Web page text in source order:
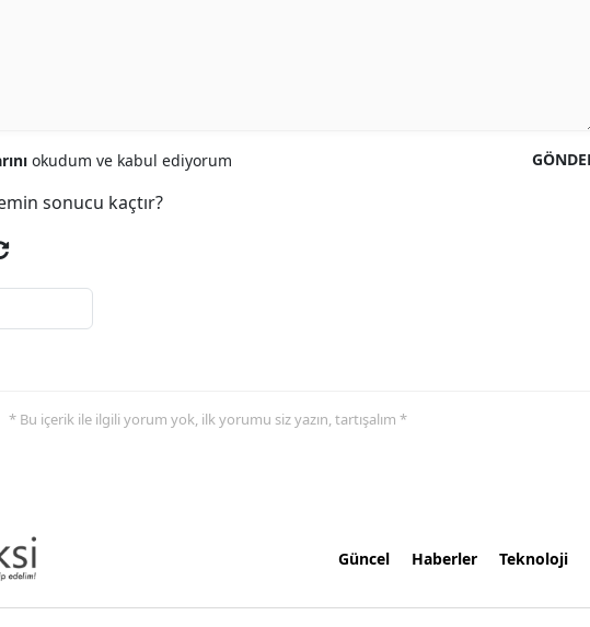
okudum ve kabul ediyorum
sonucu kaçtır?
* Bu içerik ile ilgili yorum yok, ilk yorumu siz yazın, tartışalım *
Güncel Haberler Teknoloji